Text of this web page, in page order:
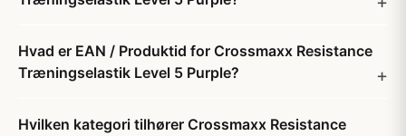
Hvad er EAN / Produktid for Crossmaxx Resistance
Træningselastik Level 5 Purple?
Hvilken kategori tilhører Crossmaxx Resistance